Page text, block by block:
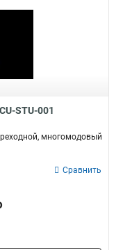
STU-001
многомодовый
Сравнить